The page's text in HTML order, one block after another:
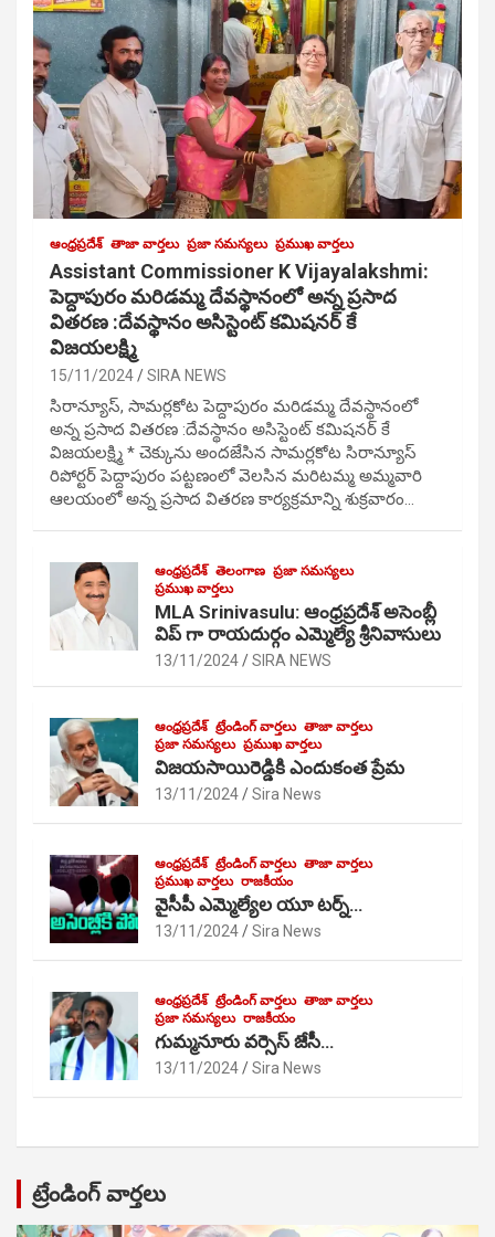
ఆంధ్రప్రదేశ్ తాజా వార్తలు ప్రజా సమస్యలు ప్రముఖ వార్తలు
Assistant Commissioner K Vijayalakshmi:
పెద్దాపురం మరిడమ్మ దేవస్థానంలో అన్న ప్రసాద
వితరణ :దేవస్థానం అసిస్టెంట్ కమిషనర్ కే
విజయలక్ష్మి
15/11/2024 SIRA NEWS
సిరాన్యూస్, సామర్లకోట పెద్దాపురం మరిడమ్మ దేవస్థానంలో
అన్న ప్రసాద వితరణ :దేవస్థానం అసిస్టెంట్ కమిషనర్ కే
విజయలక్ష్మి * చెక్కును అందజేసిన సామర్లకోట సిరాన్యూస్
రిపోర్టర్ పెద్దాపురం పట్టణంలో వెలసిన మరిటమ్మ అమ్మవారి
ఆలయంలో అన్న ప్రసాద వితరణ కార్యక్రమాన్ని శుక్రవారం…
ఆంధ్రప్రదేశ్ తెలంగాణ ప్రజా సమస్యలు
ప్రముఖ వార్తలు
MLA Srinivasulu: ఆంధ్రప్రదేశ్ అసెంబ్లీ
విప్ గా రాయదుర్గం ఎమ్మెల్యే శ్రీనివాసులు
13/11/2024 SIRA NEWS
ఆంధ్రప్రదేశ్ ట్రేండింగ్ వార్తలు తాజా వార్తలు
ప్రజా సమస్యలు ప్రముఖ వార్తలు
విజయసాయిరెడ్డికి ఎందుకంత ప్రేమ
13/11/2024 Sira News
ఆంధ్రప్రదేశ్ ట్రేండింగ్ వార్తలు తాజా వార్తలు
ప్రముఖ వార్తలు రాజకీయం
వైసీపీ ఎమ్మెల్యేల యూ టర్న్…
13/11/2024 Sira News
ఆంధ్రప్రదేశ్ ట్రేండింగ్ వార్తలు తాజా వార్తలు
ప్రజా సమస్యలు రాజకీయం
గుమ్మనూరు వర్సెస్ జేసీ…
13/11/2024 Sira News
ట్రేండింగ్ వార్తలు